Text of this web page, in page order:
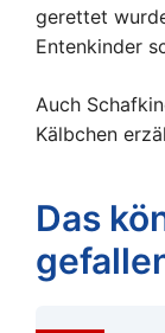
gerettet
Entenkinder
Auch
Kälbchen
Das